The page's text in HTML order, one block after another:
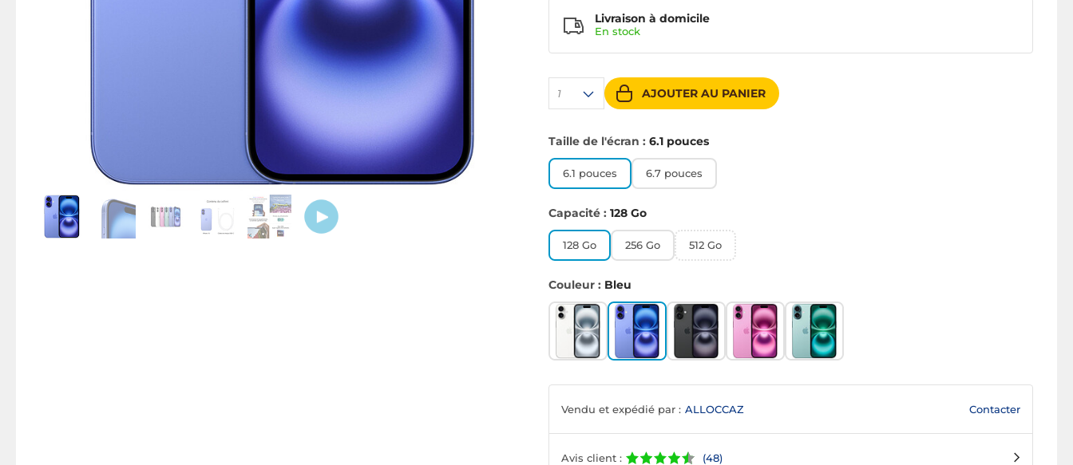
1 AJOUTER AU PANIER
Livraison à domicile
En stock
Taille de l'écran : 6.1 pouces
6.1 pouces 6.7 pouces
Capacité : 128 Go
128 Go 256 Go 512 Go
Couleur : Bleu
Vendu et expédié par : ALLOCCAZ Contacter
Avis client : (48)